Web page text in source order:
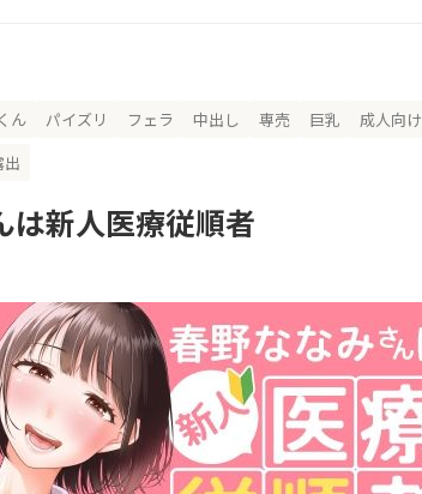
ん パイズリ フェラ 中出し 専売 巨乳 成人向け
出
は新人医療従順者